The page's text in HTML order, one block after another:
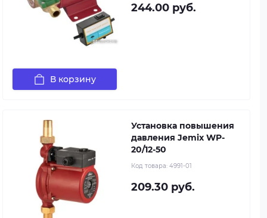
244.00 руб.
В корзину
Установка повышения
давления Jemix WP-
20/12-50
Код товара: 4991-01
209.30 руб.